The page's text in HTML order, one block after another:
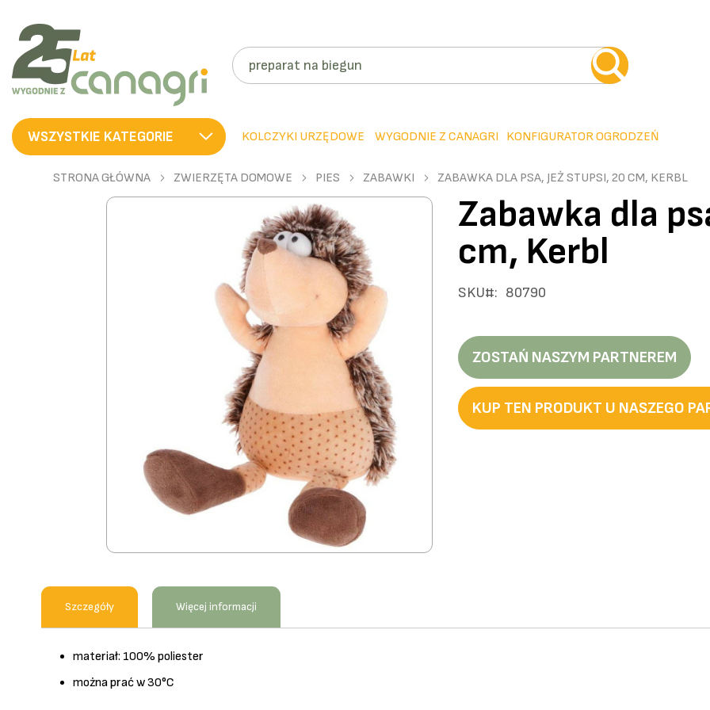
SZUKAJ
WSZYSTKIE KATEGORIE KOLCZYKI URZĘDOWE WYGODNIE Z CANAGRI KONFIGURATOR OGRODZEŃ
STRONA GŁÓWNA ZWIERZĘTA DOMOWE PIES ZABAWKI
ZABAWKA DLA PSA, JEŻ STUPSI, 20 CM, KERBL
początek
galerii
Zabawka dla
cm, Kerbl
SKU 80790
ZOSTAŃ NASZYM PARTNEREM
KUP TEN PRODUKT U NASZEGO
Szczegóły
materiał: 100% poliester
można prać w 30°C
Więcej informacji